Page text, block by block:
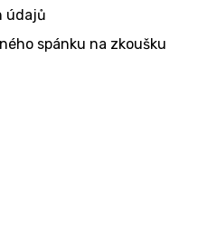
údajů
spánku na zkoušku